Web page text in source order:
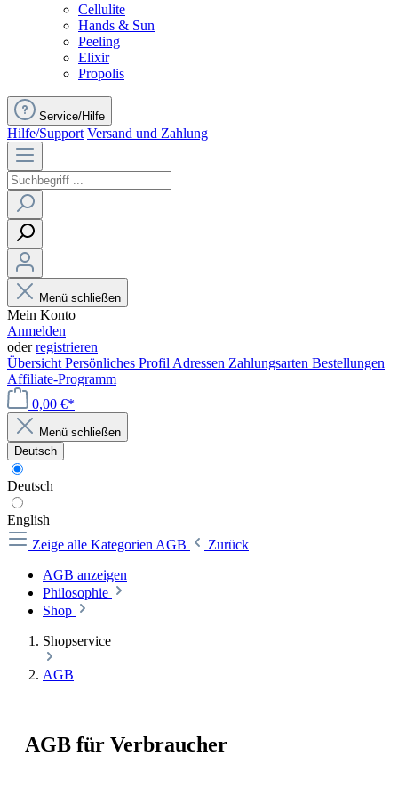
Cellulite
Hands & Sun
Peeling
Elixir
Propolis
Service/Hilfe
Hilfe/Support Versand und Zahlung
Menü schließen
Mein Konto
Anmelden
oderregistrieren
Übersicht Persönliches Profil Adressen Zahlungsarten Bestellungen
Affiliate-Programm
0,00 €*
Menü schließen
Deutsch
Deutsch
English
Zeige alle Kategorien AGB
Zurück
AGB anzeigen
Philosophie
Shop
Shopservice
AGB
AGB für Verbraucher